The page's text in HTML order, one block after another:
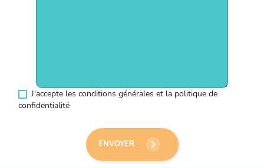
J'accepte les conditions générales et la politique de
confidentialité
ENVOYER keyboard_arrow_right